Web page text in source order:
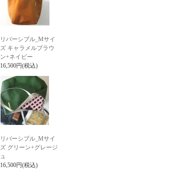
リバーシブル_Mサイ
ズ キャラメルブラウ
ン+ネイビー
16,500円(税込)
リバーシブル_Mサイ
ズ グリーン+グレージ
ュ
16,500円(税込)